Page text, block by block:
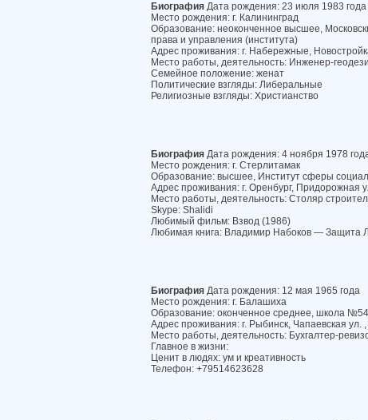
Биография Дата рождения: 23 июля 1983 года
Место рождения: г. Калининград
Образование: неоконченное высшее,
права и управления (института)
Адрес проживания: г. Набережные,
Место работы, деятельность: Инженер-
Семейное положение: женат
Политические взгляды: Либеральные
Религиозные взгляды: Христианство
Биография Дата рождения: 4 ноября 1978
Место рождения: г. Стерлитамак
Образование: высшее, Институт сферы
Адрес проживания: г. Оренбург, Придорожная
Место работы, деятельность: Столяр
Skype: Shalidi
Любимый фильм: Взвод (1986)
Любимая книга: Владимир Набоков — Защита
Биография Дата рождения: 12 мая 1965 года
Место рождения: г. Балашиха
Образование: оконченное среднее, школа
Адрес проживания: г. Рыбинск, Чапаевская ул.
Место работы, деятельность: Бухгалтер-
Главное в жизни:
Ценит в людях: ум и креативность
Телефон: +79514623628